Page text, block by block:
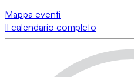
Mappa eventi
Il calendario completo